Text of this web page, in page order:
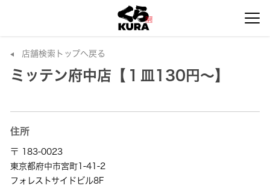
店舗検索トップへ戻る
ミッテン府中店【１皿130円～】
住所
〒 183-0023
東京都府中市宮町1-41-2
フォレストサイドビル8F